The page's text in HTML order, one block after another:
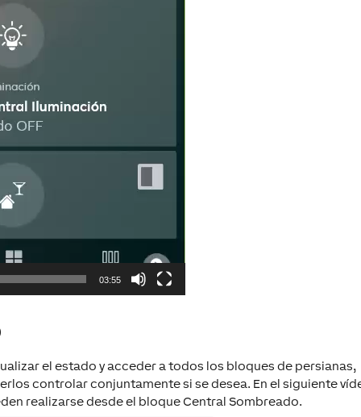
03:55
el estado y acceder a todos los bloques de persianas,
controlar conjuntamente si se desea. En el siguiente
realizarse desde el bloque Central Sombreado.